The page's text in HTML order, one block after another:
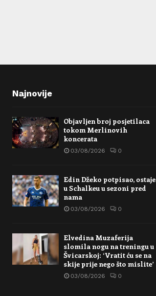
Najnovije
Objavljen broj posjetilaca
tokom Merlinovih
koncerata
03/08/2026 0
Edin Džeko potpisao, ostaje
u Schalkeu u sezoni pred
nama
03/08/2026 0
Elvedina Muzaferija
slomila nogu na treningu u
Švicarskoj: ‘Vratit ću se na
skije prije nego što mislite’
03/08/2026 0